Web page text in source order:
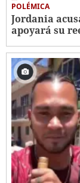
POLÉMICA
Jordania
apoyará su